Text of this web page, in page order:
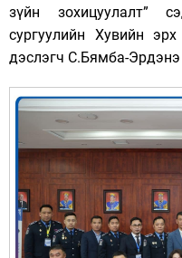
зүйн зохицуулалт”
сургуулийн Хувийн
дэслэгч С.Бямба-Эрдэнэ